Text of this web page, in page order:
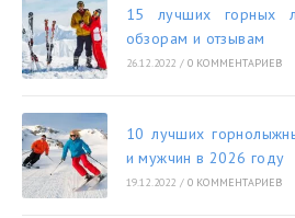
15 лучших
обзорам и отзывам
26.12.2022 / 0 КОММЕНТАРИЕВ
10 лучших
и мужчин в 2026 году
19.12.2022 / 0 КОММЕНТАРИЕВ